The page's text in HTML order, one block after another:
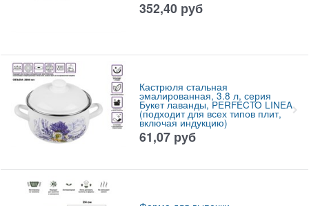
352,40 руб
Кастрюля стальная
эмалированная, 3.8 л, серия
Букет лаванды, PERFECTO LINEA
(подходит для всех типов плит,
включая индукцию)
61,07 руб